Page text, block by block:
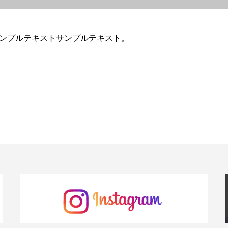
プルテキストサンプルテキスト。